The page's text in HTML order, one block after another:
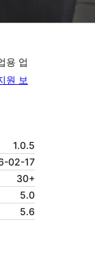
용 업
원 보
1.0.5
02-17
30+
5.0
5.6